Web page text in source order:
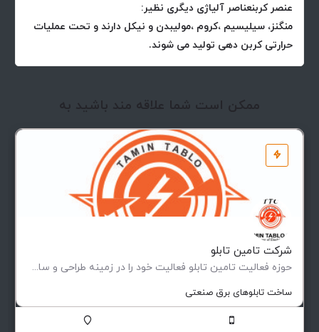
عنصر کربنعناصر آلیاژی دیگری نظیر:
منگنز، سیلیسیم ،کروم ،مولیبدن و نیکل دارند و تحت عملیات
حرارتی کربن دهی تولید می شوند.
ممکن است شما علاقه مند باشید به
شرکت تامین تابلو
حوزه فعالیت تامین تابلو فعاليت خود را در زمينه طراحی و ساخت انواع تابلوهای فشار ضعيف و متوسط (فيكس و كشويی)…
ساخت تابلوهای برق صنعتی